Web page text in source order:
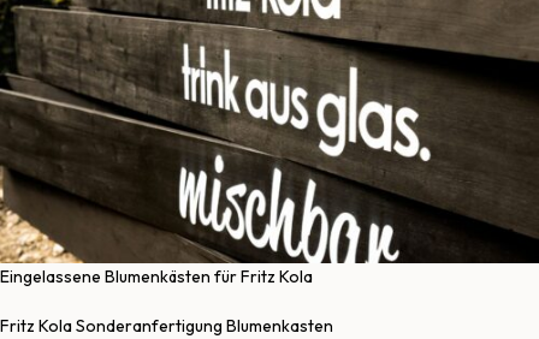
Eingelassene Blumenkästen für Fritz Kola
Fritz Kola Sonderanfertigung Blumenkasten